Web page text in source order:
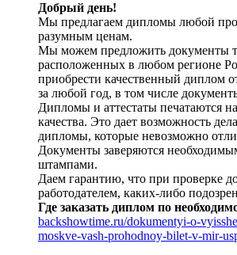
Добрый день!
Мы предлагаем дипломы любой
разумным ценам.
Мы можем предложить документы
расположенных в любом регионе
приобрести качественный диплом
за любой год, в том числе
Дипломы и аттестаты печатаются
качества. Это дает возможность
дипломы, которые невозможно
Документы заверяются
штампами.
Даем гарантию, что при проверке
работодателем, каких-либо
Где заказать диплом по
backshowtime.ru/dokumentyi-o-
moskve-vash-prohodnoy-bilet-v-mir-